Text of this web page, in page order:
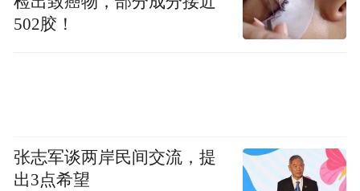
502胶！
张志军谈两岸民间交流，提
出3点希望